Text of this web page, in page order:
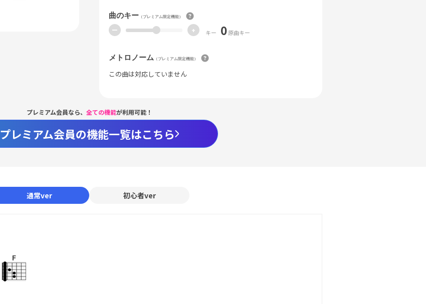
曲のキー （プレミアム限定機能）
ー + キー 0原曲キー
メトロノーム （プレミアム限定機能）
この曲は対応していません
プレミアム会員なら、 全ての機能が利用可能！
プレミアム会員の機能一覧はこちら
通常ver 初心者ver
F